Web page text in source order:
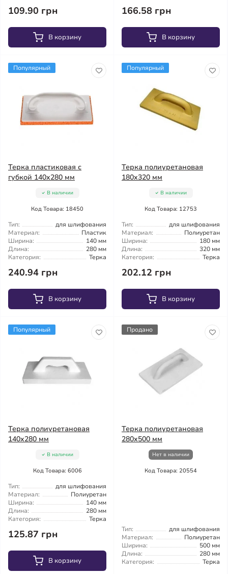
109.90 грн
В корзину
166.58 грн
В корзину
Популярный
Терка пластиковая с
губкой 140x280 мм
В наличии
Код Товара: 18450
Тип:
для шлифования
Материал:
Пластик
Ширина:
140 мм
Длина:
280 мм
Категория:
Терка
240.94 грн
В корзину
Популярный
Терка полиуретановая
180x320 мм
В наличии
Код Товара: 12753
Тип:
для шлифования
Материал:
Полиуретан
Ширина:
180 мм
Длина:
320 мм
Категория:
Терка
202.12 грн
В корзину
Популярный
Терка полиуретановая
140x280 мм
В наличии
Код Товара: 6006
Тип:
для шлифования
Материал:
Полиуретан
Ширина:
140 мм
Длина:
280 мм
Категория:
Терка
125.87 грн
В корзину
Продано
Терка полиуретановая
280x500 мм
Нет в наличии
Код Товара: 20554
Тип:
для шлифования
Материал:
Полиуретан
Ширина:
500 мм
Длина:
280 мм
Категория:
Терка